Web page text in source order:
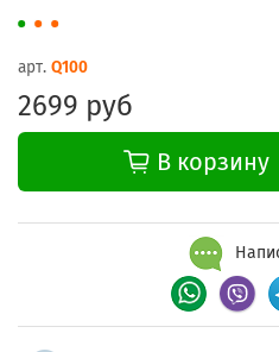
арт. Q100
2699 руб
В корзину